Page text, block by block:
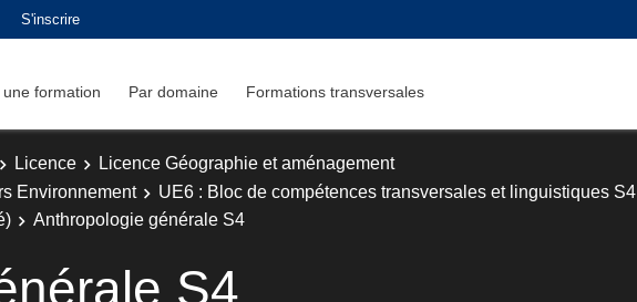
S'inscrire
formation Par domaine Formations transversales
Licence
Licence Géographie et aménagement
Environnement
UE6 : Bloc de compétences transversales et linguistiques S4
Anthropologie générale S4
S4